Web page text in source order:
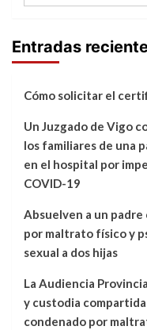
Entradas
Cómo solicitar el
Un Juzgado de Vigo
los familiares de una
en el hospital por
COVID-19
Absuelven a un padre
por maltrato físico y
sexual a dos hijas
La Audiencia
y custodia
condenado por